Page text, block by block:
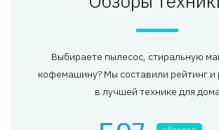
Выбираете пылесос, стиральную
кофемашину? Мы составили рейтинг и
в лучшей технике для дома